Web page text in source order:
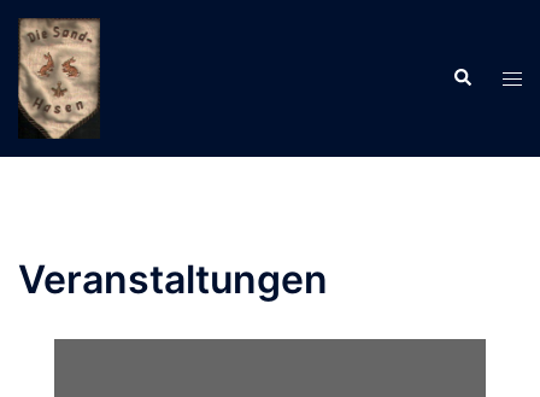
Zum
Inhalt
springen
Suche
Veranstaltungen